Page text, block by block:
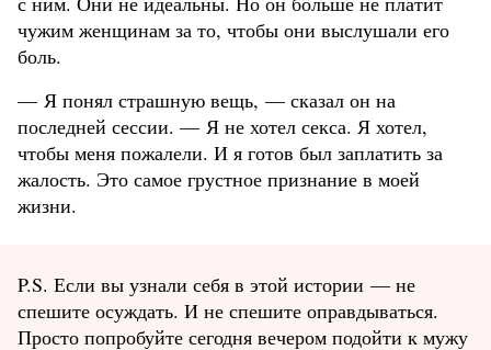
чужим женщинам за то, чтобы они выслушали его
боль.
— Я понял страшную вещь, — сказал он на
последней сессии. — Я не хотел секса. Я хотел,
чтобы меня пожалели. И я готов был заплатить за
жалость. Это самое грустное признание в моей
жизни.
P.S. Если вы узнали себя в этой истории — не
спешите осуждать. И не спешите оправдываться.
Просто попробуйте сегодня вечером подойти к мужу